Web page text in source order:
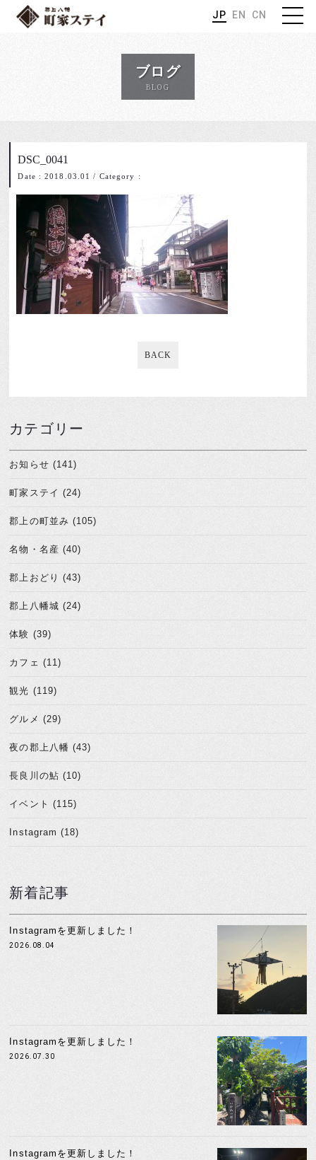
JP EN CN
ブログ
BLOG
DSC_0041
Date : 2018.03.01 / Category :
BACK
カテゴリー
お知らせ (141)
町家ステイ (24)
郡上の町並み (105)
名物・名産 (40)
郡上おどり (43)
郡上八幡城 (24)
体験 (39)
カフェ (11)
観光 (119)
グルメ (29)
夜の郡上八幡 (43)
長良川の鮎 (10)
イベント (115)
Instagram (18)
新着記事
Instagramを更新しました！
2026.08.04
Instagramを更新しました！
2026.07.30
Instagramを更新しました！